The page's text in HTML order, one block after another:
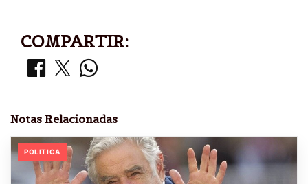
COMPARTIR:
Notas Relacionadas
POLITICA